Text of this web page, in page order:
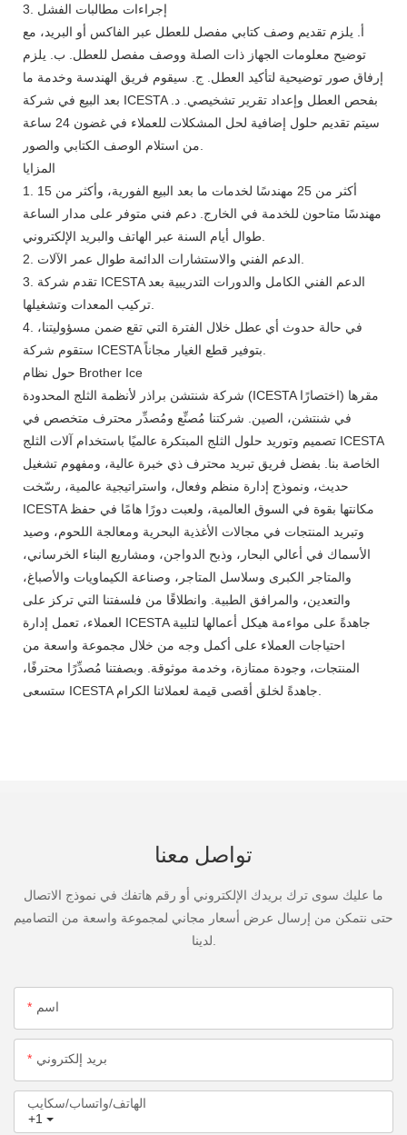
3. إجراءات مطالبات الفشل
أ. يلزم تقديم وصف كتابي مفصل للعطل عبر الفاكس أو البريد، مع
توضيح معلومات الجهاز ذات الصلة ووصف مفصل للعطل. ب. يلزم
إرفاق صور توضيحية لتأكيد العطل. ج. سيقوم فريق الهندسة وخدمة ما
بعد البيع في شركة ICESTA بفحص العطل وإعداد تقرير تشخيصي. د.
سيتم تقديم حلول إضافية لحل المشكلات للعملاء في غضون 24 ساعة
المزايا
1. أكثر من 25 مهندسًا لخدمات ما بعد البيع الفورية، وأكثر من 15
مهندسًا متاحون للخدمة في الخارج. دعم فني متوفر على مدار الساعة
3. تقدم شركة ICESTA الدعم الفني الكامل والدورات التدريبية بعد
4. في حالة حدوث أي عطل خلال الفترة التي تقع ضمن مسؤوليتنا،
حول نظام Brother Ice
شركة شنتشن براذر لأنظمة الثلج المحدودة (ICESTA اختصارًا) مقرها
في شنتشن، الصين. شركتنا مُصنِّع ومُصدِّر محترف متخصص في
تصميم وتوريد حلول الثلج المبتكرة عالميًا باستخدام آلات الثلج ICESTA
الخاصة بنا. بفضل فريق تبريد محترف ذي خبرة عالية، ومفهوم تشغيل
حديث، ونموذج إدارة منظم وفعال، واستراتيجية عالمية، رسّخت
ICESTA مكانتها بقوة في السوق العالمية، ولعبت دورًا هامًا في حفظ
وتبريد المنتجات في مجالات الأغذية البحرية ومعالجة اللحوم، وصيد
الأسماك في أعالي البحار، وذبح الدواجن، ومشاريع البناء الخرساني،
والمتاجر الكبرى وسلاسل المتاجر، وصناعة الكيماويات والأصباغ،
والتعدين، والمرافق الطبية. وانطلاقًا من فلسفتنا التي تركز على
العملاء، تعمل إدارة ICESTA جاهدةً على مواءمة هيكل أعمالها لتلبية
احتياجات العملاء على أكمل وجه من خلال مجموعة واسعة من
المنتجات، وجودة ممتازة، وخدمة موثوقة. وبصفتنا مُصدِّرًا محترفًا،
تواصل معنا
ما عليك سوى ترك بريدك الإلكتروني أو رقم هاتفك في نموذج الاتصال
حتى نتمكن من إرسال عرض أسعار مجاني لمجموعة واسعة من التصاميم
اسم
بريد إلكتروني
+1
الهاتف/واتساب/سكايب